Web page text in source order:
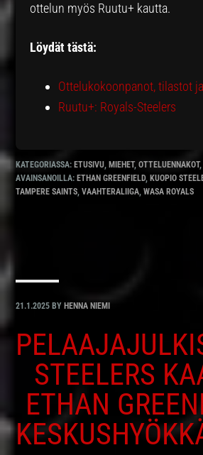
ottelun myös Ruutu+ kautta.
Löydät tästä:
Ottelukokoonpanot, tilastot
Ruutu+: Royals-Steelers
KATEGORIASSA: ETUSIVU, MIEHET,OTTELUENNAKOT
AVAINSANOILLA: ETHAN GREENFIELD, KUOPIO
TAMPERE SAINTS,VAAHTERALIIGA,WASA ROYALS
21.1.2025 BY HENNA NIEMI
STEELERS
ETHAN